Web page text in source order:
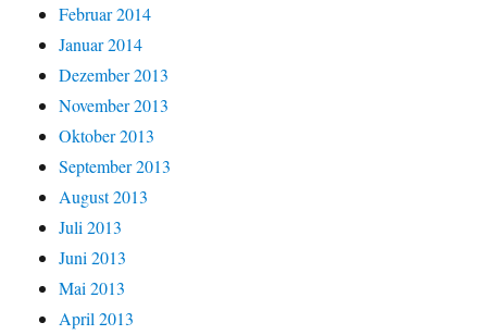
Februar 2014
Januar 2014
Dezember 2013
November 2013
Oktober 2013
September 2013
August 2013
Juli 2013
Juni 2013
Mai 2013
April 2013